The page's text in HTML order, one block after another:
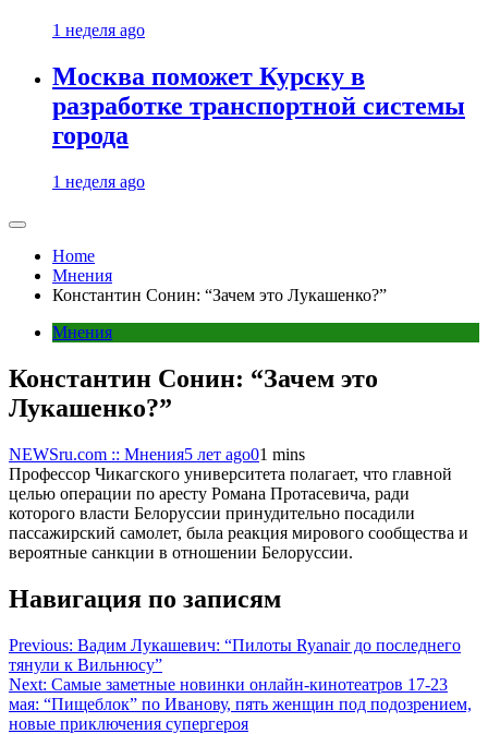
1 неделя ago
Москва поможет Курску в
разработке транспортной системы
города
1 неделя ago
Home
Мнения
Константин Сонин: “Зачем это Лукашенко?”
Мнения
Константин Сонин: “Зачем это
Лукашенко?”
NEWSru.com :: Мнения5 лет ago01 mins
Профессор Чикагского университета полагает, что главной
целью операции по аресту Романа Протасевича, ради
которого власти Белоруссии принудительно посадили
пассажирский самолет, была реакция мирового сообщества и
вероятные санкции в отношении Белоруссии.
Навигация по записям
Previous: Вадим Лукашевич: “Пилоты Ryanair до последнего
тянули к Вильнюсу”
Next: Самые заметные новинки онлайн-кинотеатров 17-23
мая: “Пищеблок” по Иванову, пять женщин под подозрением,
новые приключения супергероя